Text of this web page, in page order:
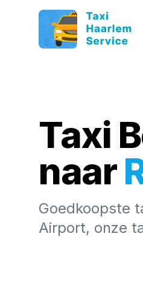
Taxi
naar
Goedkoopste
Airport, onze